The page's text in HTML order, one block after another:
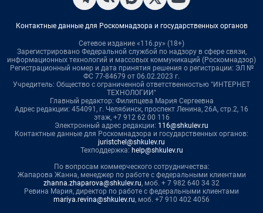
Контактные данные для Роскомнадзора и государственных органов
Сетевое издание «116.ру» (18+)
Зарегистрировано Федеральной службой по надзору в сфере связи,
информационных технологий и массовых коммуникаций (Роскомнадзор)
Регистрационный номер и дата принятия решения о регистрации: ЭЛ №
ФС 77-84679 от 06.02.2023 г.
Учредитель: Общество с ограниченной ответственностью "ИНТЕРНЕТ
ТЕХНОЛОГИИ"
Главный редактор: Филипцева Мария Сергеевна
Адрес редакции: 454091, г. Челябинск, проспект Ленина, 26А, стр.2, 16
этаж, +7 912 62 00 116
Электронный адрес редакции: 116@shkulev.ru
Контактные данные для Роскомнадзора и государственных органов:
juristchel@shkulev.ru
Техподдержка: help@shkulev.ru
По вопросам коммерческого сотрудничества:
Жапарова Жанна, менеджер по работе с федеральными клиентами
zhanna.zhaparova@shkulev.ru, моб. + 7 982 640 34 32
Ревина Мария, директор по работе с федеральными клиентами
mariya.revina@shkulev.ru, моб. +7 910 402 4056